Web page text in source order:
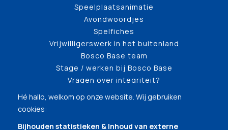
Speelplaatsanimatie
Avondwoordjes
Spelfiches
Vrijwilligerswerk in het buitenland
Bosco Base team
Stage / werken bij Bosco Base
Vragen over integriteit?
Hé hallo, welkom op onze website. Wij gebruiken
cookies:
Bijhouden statistieken & Inhoud van externe